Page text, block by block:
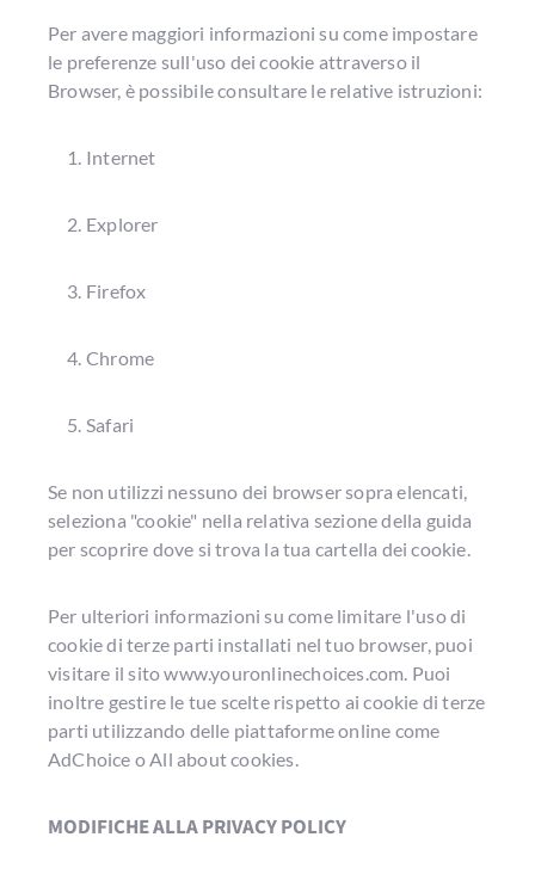
Per avere maggiori informazioni su come impostare
le preferenze sull'uso dei cookie attraverso il
Browser, è possibile consultare le relative istruzioni:
Internet
Explorer
Firefox
Chrome
Safari
Se non utilizzi nessuno dei browser sopra elencati,
seleziona "cookie" nella relativa sezione della guida
per scoprire dove si trova la tua cartella dei cookie.
Per ulteriori informazioni su come limitare l'uso di
cookie di terze parti installati nel tuo browser, puoi
visitare il sito www.youronlinechoices.com. Puoi
inoltre gestire le tue scelte rispetto ai cookie di terze
parti utilizzando delle piattaforme online come
AdChoice o All about cookies.
MODIFICHE ALLA PRIVACY POLICY